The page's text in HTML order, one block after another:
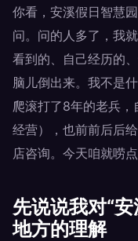
你看，安溪假日智慧
问。问的人多了，我
看到的、自己经历的
脑儿倒出来。我不是
爬滚打了8年的老兵
经营），也前前后后
店咨询。今天咱就唠
先说说我对“
地方的理解